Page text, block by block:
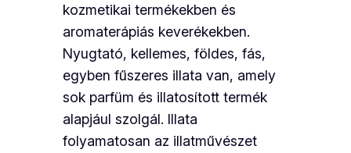
kozmetikai termékekben és
aromaterápiás keverékekben.
Nyugtató, kellemes, földes, fás,
egyben fűszeres illata van, amely
sok parfüm és illatosított termék
alapjául szolgál. Illata
folyamatosan az illatművészet